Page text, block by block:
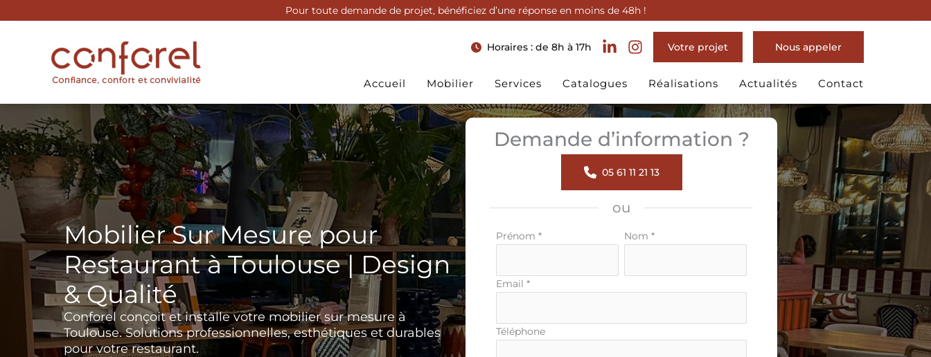
au
Pour toute demande de projet, bénéficiez d’une réponse en moins de 48h !
Accueil Mobilier Services Catalogues Réalisations Actualités Contact
Horaires : de 8h à 17h Votre projet Nous appeler
Mobilier Sur Mesure pour
Restaurant à Toulouse | Design
& Qualité
Conforel conçoit et installe votre mobilier sur mesure à
Toulouse. Solutions professionnelles, esthétiques et durables
pour votre restaurant.
Demande d’information ?
05 61 11 21 13
ou
Formulaire
téléphone
Prénom * Nom *
Email *
Téléphone